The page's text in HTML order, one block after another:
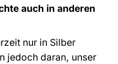
auch in anderen
nur in Silber
jedoch daran, unser